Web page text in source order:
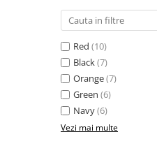
Leuchtturm1917
Seturi Scrikss
Red (10)
Black(7)
Orange(7)
Green (6)
Navy(6)
Vezi mai multe